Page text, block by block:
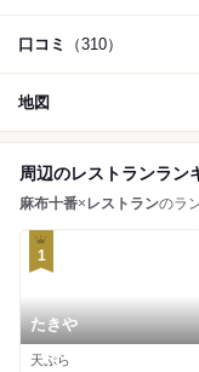
口コミ （310）
地図
周辺のレストランラン
麻布十番× レストランのラ
1
たきや
天ぷら